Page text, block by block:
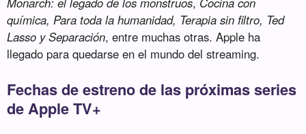
química, Para toda la humanidad, Terapia sin filtro, Ted
Lasso y Separación, entre muchas otras. Apple ha
llegado para quedarse en el mundo del streaming.
Fechas de estreno de las próximas series
de Apple TV+